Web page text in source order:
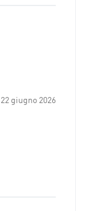
22 giugno 2026